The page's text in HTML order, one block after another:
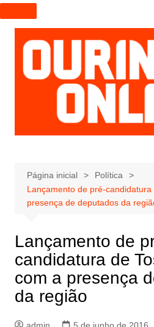
I
r
p
a
r
a
e
ú
d
Página inicial
Política
Lançamento de pré-
presença de deputados da
Lançamento de
candidatura de
com a presença
da região